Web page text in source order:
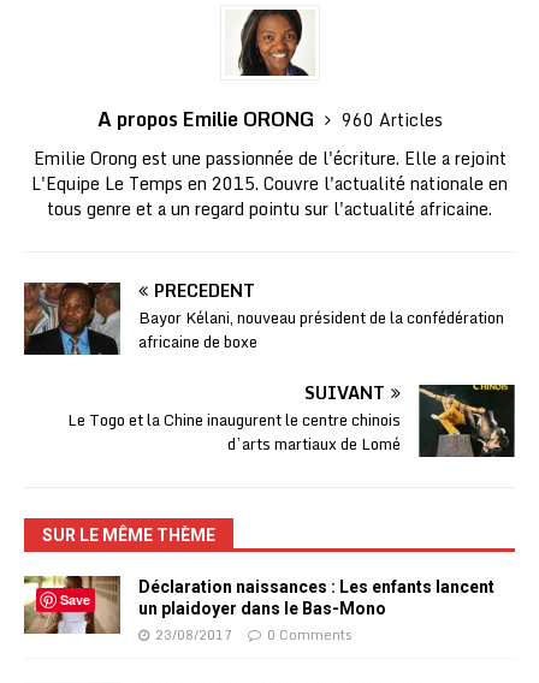
A propos Emilie ORONG
960 Articles
Emilie Orong est une passionnée de l'écriture. Elle a rejoint
L'Equipe Le Temps en 2015. Couvre l'actualité nationale en
tous genre et a un regard pointu sur l'actualité africaine.
PRÉCÉDENT
Bayor Kélani, nouveau président de la confédération
africaine de boxe
SUIVANT
Le Togo et la Chine inaugurent le centre chinois
d’arts martiaux de Lomé
SUR LE MÊME THÈME
Déclaration naissances : Les enfants lancent
un plaidoyer dans le Bas-Mono
23/08/2017 0 Comments
Save